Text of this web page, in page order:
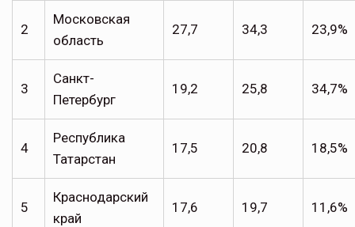
2
Московская
область
27,7 34,3 23,9%
3
Санкт-
Петербург
19,2 25,8 34,7%
4
Республика
Татарстан
17,5 20,8 18,5%
5
Краснодарский
край
17,6 19,7 11,6%